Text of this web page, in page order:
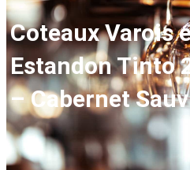
Coteaux Varois
Estandon Tinto
– Cabernet